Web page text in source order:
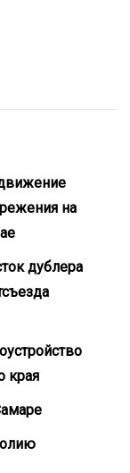
на
дублера
края